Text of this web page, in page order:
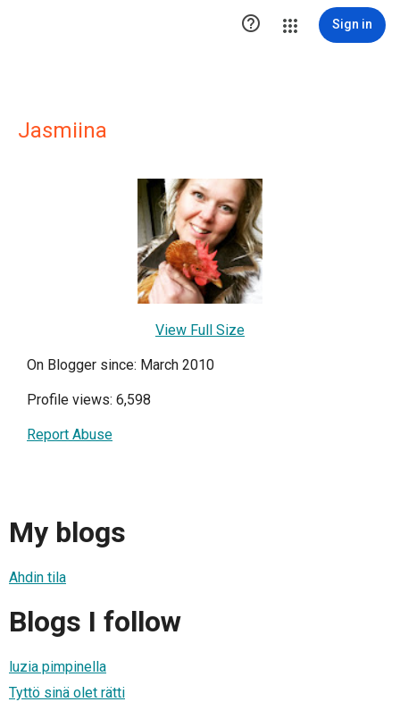
 Sign in
Jasmiina
View Full Size
On Blogger since: March 2010
Profile views: 6,598
Report Abuse
My blogs
Ahdin tila
Blogs I follow
luzia pimpinella
Tyttö sinä olet rätti